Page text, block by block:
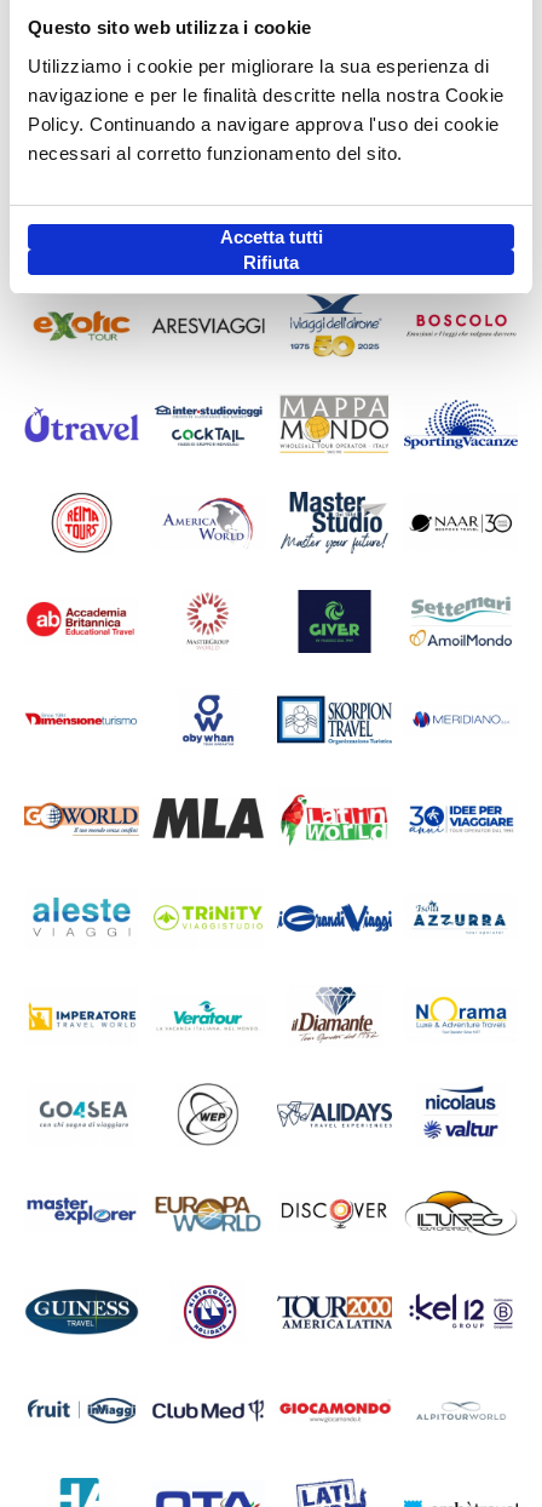
Questo sito web utilizza i cookie
Utilizziamo i cookie per migliorare la sua esperienza di
navigazione e per le finalità descritte nella nostra Cookie
Policy. Continuando a navigare approva l'uso dei cookie
necessari al corretto funzionamento del sito.
Accetta tutti
Rifiuta